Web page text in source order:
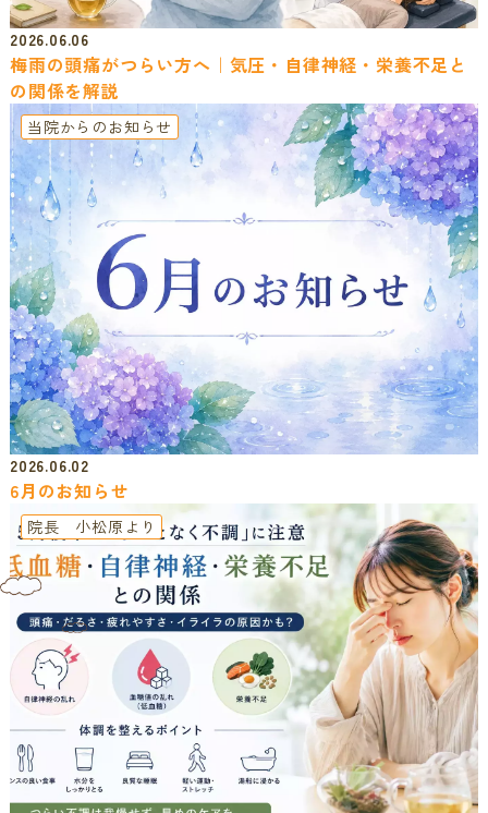
2026.06.06
梅雨の頭痛がつらい方へ｜気圧・自律神経・栄養不足と
の関係を解説
当院からのお知らせ
2026.06.02
6月のお知らせ
院長 小松原より